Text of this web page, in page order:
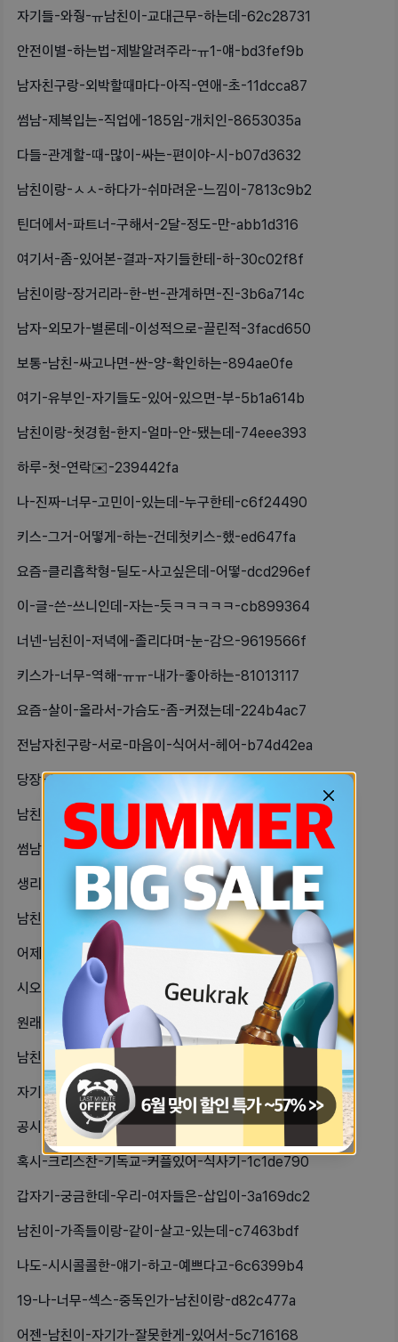
자기들-와줭-ㅠ남친이-교대근무-하는데-62c28731
안전이별-하는법-제발알려주라-ㅠ1-얘-bd3fef9b
남자친구랑-외박할때마다-아직-연애-초-11dcca87
썸남-제복입는-직업에-185임-개치인-8653035a
다들-관계할-때-많이-싸는-편이야-시-b07d3632
남친이랑-ㅅㅅ-하다가-쉬마려운-느낌이-7813c9b2
틴더에서-파트너-구해서-2달-정도-만-abb1d316
여기서-좀-있어본-결과-자기들한테-하-30c02f8f
남친이랑-장거리라-한-번-관계하면-진-3b6a714c
남자-외모가-별론데-이성적으로-끌린적-3facd650
보통-남친-싸고나면-싼-양-확인하는-894ae0fe
여기-유부인-자기들도-있어-있으면-부-5b1a614b
남친이랑-첫경험-한지-얼마-안-됐는데-74eee393
하루-첫-연락✉️-239442fa
나-진짜-너무-고민이-있는데-누구한테-c6f24490
키스-그거-어떻게-하는-건데첫키스-했-ed647fa
요즘-클리흡착형-딜도-사고싶은데-어떻-dcd296ef
이-글-쓴-쓰니인데-자는-듯ㅋㅋㅋㅋㅋ-cb899364
너넨-님친이-저녁에-졸리다며-눈-감으-9619566f
키스가-너무-역해-ㅠㅠ-내가-좋아하는-81013117
요즘-살이-올라서-가슴도-좀-커졌는데-224b4ac7
전남자친구랑-서로-마음이-식어서-헤어-b74d42ea
당장-오늘-아침에-남친이랑-2박3일-ecfccc63
남친이-누나-두명이-있는데-나한테-얘-80653a1d
썸남이-있었는데-연락-서로-잘-하고-966185cd
생리할-때-남친-만족시켜주는-방법첫-12c02c7f
남친이랑-싸웠는데-한-시간-넘게-읽씹-22b5de41
어제-새벽에-응급실-다녀왔어남친은-지-be797101
시오후키-하는법좀-알려줘너무-해보고-32f6096e
원래-오톨톨하게-생겼어아래쪽에-털난곳-d3e4c7dd
남친이랑-전화로-싸우는데-계속-화난-61dadd14
자기들아진짜-ㅅㅅ-속궁합-잘맞으면-넘-96593e96
공시-중에-헤어지니까-진짜-멘탈-감당-c0ae4a5f
혹시-크리스찬-기독교-커플있어-식사기-1c1de790
갑자기-궁금한데-우리-여자들은-삽입이-3a169dc2
남친이-가족들이랑-같이-살고-있는데-c7463bdf
나도-시시콜콜한-얘기-하고-예쁘다고-6c6399b4
19-나-너무-섹스-중독인가-남친이랑-d82c477a
어젠-남친이-자기가-잘못한게-있어서-5c716168